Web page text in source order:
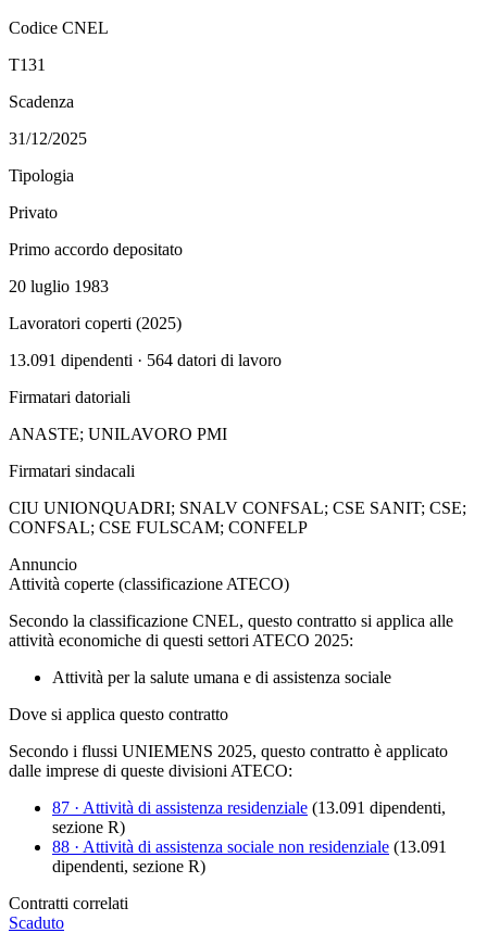
Codice CNEL
T131
Scadenza
31/12/2025
Tipologia
Privato
Primo accordo depositato
20 luglio 1983
Lavoratori coperti (2025)
13.091 dipendenti · 564 datori di lavoro
Firmatari datoriali
ANASTE; UNILAVORO PMI
Firmatari sindacali
CIU UNIONQUADRI; SNALV CONFSAL; CSE SANIT; CSE;
CONFSAL; CSE FULSCAM; CONFELP
Annuncio
Attività coperte (classificazione ATECO)
Secondo la classificazione CNEL, questo contratto si applica alle
attività economiche di questi settori ATECO 2025:
Attività per la salute umana e di assistenza sociale
Dove si applica questo contratto
Secondo i flussi UNIEMENS 2025, questo contratto è applicato
dalle imprese di queste divisioni ATECO:
87 · Attività di assistenza residenziale (13.091 dipendenti,
sezione R)
88 · Attività di assistenza sociale non residenziale (13.091
dipendenti, sezione R)
Contratti correlati
Scaduto